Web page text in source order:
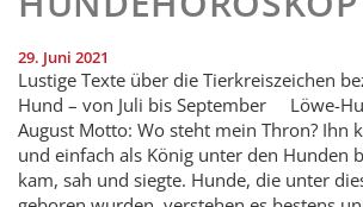
29. Juni 2021
Lustige Texte über die Tierkreiszeichen
Hund – von Juli bis September Löwe-
August Motto: Wo steht mein Thron? Ihn
und einfach als König unter den Hunden
kam, sah und siegte. Hunde, die unter